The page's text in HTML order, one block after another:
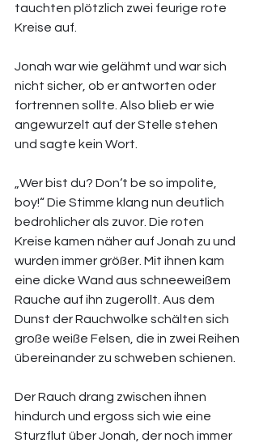
tauchten plötzlich zwei feurige rote
Kreise auf.
Jonah war wie gelähmt und war sich
nicht sicher, ob er antworten oder
fortrennen sollte. Also blieb er wie
angewurzelt auf der Stelle stehen
und sagte kein Wort.
„Wer bist du? Don‘t be so impolite,
boy!“ Die Stimme klang nun deutlich
bedrohlicher als zuvor. Die roten
Kreise kamen näher auf Jonah zu und
wurden immer größer. Mit ihnen kam
eine dicke Wand aus schneeweißem
Rauche auf ihn zugerollt. Aus dem
Dunst der Rauchwolke schälten sich
große weiße Felsen, die in zwei Reihen
übereinander zu schweben schienen.
Der Rauch drang zwischen ihnen
hindurch und ergoss sich wie eine
Sturzflut über Jonah, der noch immer